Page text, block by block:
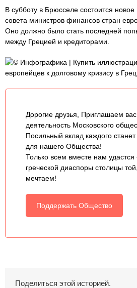
В субботу в Брюсселе состоится
совета министров финансов стран
Оно должно было стать последней
между Грецией и кредиторами.
© Инфографика | Купить
европейцев к долговому кризису в
Дорогие друзья, Приглашаем
деятельность Московского
Посильный вклад каждого
для нашего Общества!
Только всем вместе нам удастся
греческой диаспоры столицы
мечтаем!
Поддержать Общество
Поделиться этой историей.